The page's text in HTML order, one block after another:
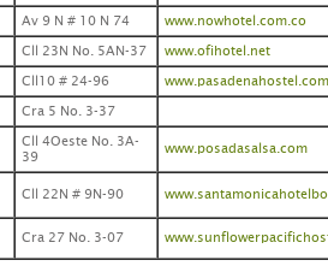
Av 9 N # 10 N 74
www.nowhotel.com.co
Cll 23N No. 5AN-37
www.ofihotel.net
Cll10 # 24-96
Cra 5 No. 3-37
Cll 4Oeste No. 3A-
39
www.posadasalsa.com
Cll 22N # 9N-90
Cra 27 No. 3-07